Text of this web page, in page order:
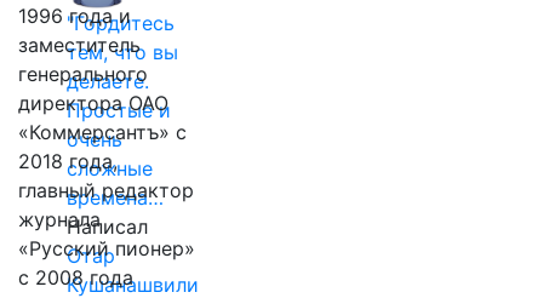
"Гордитесь
тем, что вы
делаете.
Простые и
очень
сложные
времена…
Написал
Отар
Кушанашвили
1996 года и
заместитель
генерального
директора ОАО
«Коммерсантъ» с
2018 года,
главный редактор
журнала
«Русский пионер»
с 2008 года